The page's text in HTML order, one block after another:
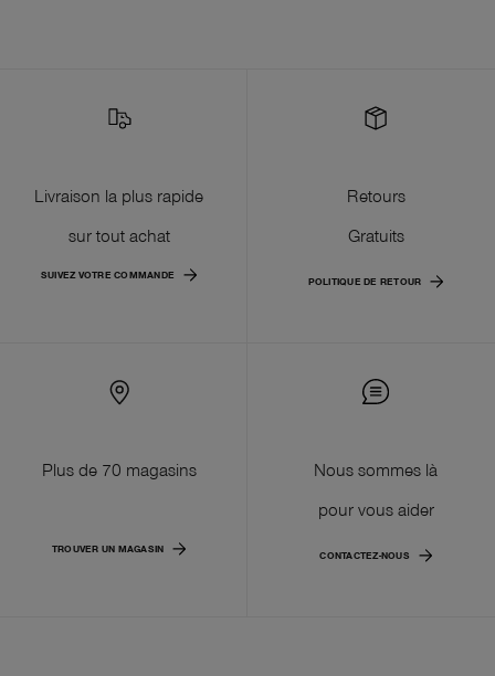
Livraison la plus rapide
sur tout achat
SUIVEZ VOTRE COMMANDE
Retours
Gratuits
POLITIQUE DE RETOUR
Plus de 70 magasins
TROUVER UN MAGASIN
Nous sommes là
pour vous aider
CONTACTEZ-NOUS